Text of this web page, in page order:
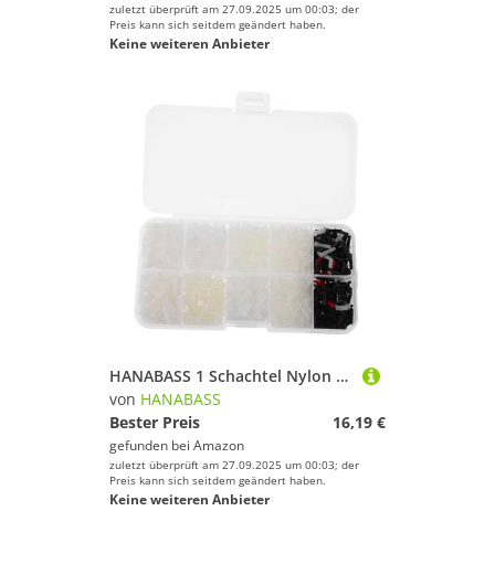
zuletzt überprüft am 27.09.2025 um 00:03; der
Preis kann sich seitdem geändert haben.
Keine weiteren Anbieter
HANABASS 1 Schachtel Nylon Badmintonschläger Ösen Ersatz mit Praktischem Aufbewahrungsbox Präzise Schutz für Badminton Saiten Einfache Installation Sicherer Halt für Stabile und Kraftvolle
von HANABASS
Bester Preis
16,19 €
gefunden bei Amazon
zuletzt überprüft am 27.09.2025 um 00:03; der
Preis kann sich seitdem geändert haben.
Keine weiteren Anbieter